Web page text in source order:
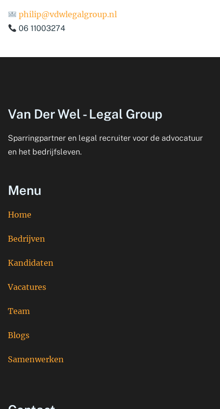
philip@vdwlegalgroup.nl
06 11003274​
Van Der Wel - Legal Group
Sparringpartner en legal recruiter voor de advocatuur
en het bedrijfsleven.
Menu
Home
Bedrijven
Kandidaten
Vacatures
Team
Blogs
Samenwerken